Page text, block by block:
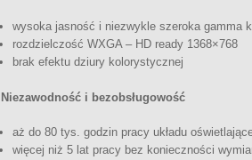
wysoka jasność i niezwykle szeroka gamma
rozdzielczość WXGA – HD ready 1368×768
brak efektu dziury kolorystycznej
Niezawodność i bezobsługowość
aż do 80 tys. godzin pracy układu
więcej niż 5 lat pracy bez konieczności